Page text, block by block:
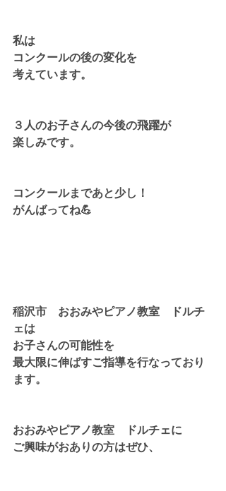
私は
コンクールの後の変化を
考えています。
３人のお子さんの今後の飛躍が
楽しみです。
コンクールまであと少し！
がんばってね💪
稲沢市　おおみやピアノ教室　ドルチ
ェは
お子さんの可能性を
最大限に伸ばすご指導を行なっており
ます。
おおみやピアノ教室　ドルチェに
ご興味がおありの方はぜひ、